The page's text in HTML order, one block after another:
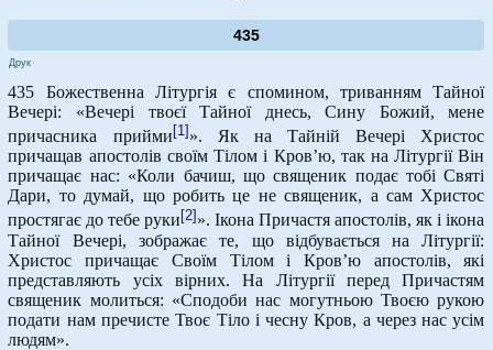
435
Друк
435 Божественна Літургія є спомином, триванням Тайної
Вечері: «Вечері твоєї Тайної днесь, Сину Божий, мене
причасника прийми [1] ». Як на Тайній Вечері Христос
причащав апостолів своїм Тілом і Кров’ю, так на Літургії Він
причащає нас: «Коли бачиш, що священик подає тобі Святі
Дари, то думай, що робить це не священик, а сам Христос
простягає до тебе руки[2]». Ікона Причастя апостолів, як і ікона
Тайної Вечері, зображає те, що відбувається на Літургії:
Христос причащає Своїм Тілом і Кров’ю апостолів, які
представляють усіх вірних. На Літургії перед Причастям
священик молиться: «Сподоби нас могутньою Твоєю рукою
подати нам пречисте Твоє Тіло і чесну Кров, а через нас усім
людям».